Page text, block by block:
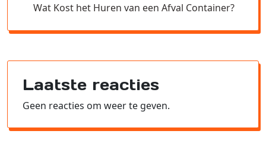
Wat Kost het Huren van een Afval Container?
Laatste reacties
Geen reacties om weer te geven.